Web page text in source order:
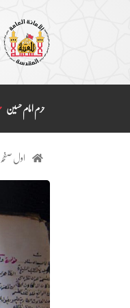
حرم امام حسین
اول صفحہ